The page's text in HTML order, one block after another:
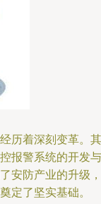
历着深刻变革。其
报警系统的开发与
安防产业的升级，
定了坚实基础。